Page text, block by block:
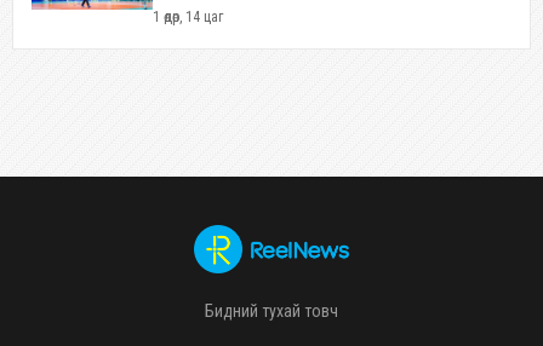
1 өдөр, 14 цаг
Бидний тухай товч